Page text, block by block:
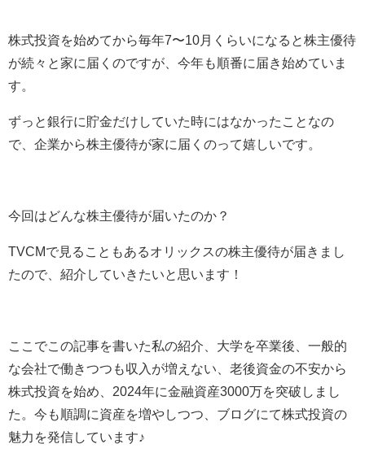
株式投資を始めてから毎年7〜10月くらいになると株主優待
が続々と家に届くのですが、今年も順番に届き始めていま
す。
ずっと銀行に貯金だけしていた時にはなかったことなの
で、企業から株主優待が家に届くのって嬉しいです。
今回はどんな株主優待が届いたのか？
TVCMで見ることもあるオリックスの株主優待が届きまし
たので、紹介していきたいと思います！
ここでこの記事を書いた私の紹介、大学を卒業後、一般的
な会社で働きつつも収入が増えない、老後資金の不安から
株式投資を始め、2024年に金融資産3000万を突破しまし
た。今も順調に資産を増やしつつ、ブログにて株式投資の
魅力を発信しています♪